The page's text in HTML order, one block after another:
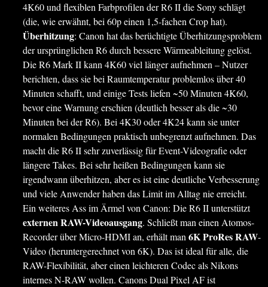
4K60 und flexiblen Farbprofilen der R6 II die Sony schlägt
(die, wie erwähnt, bei 60p einen 1,5-fachen Crop hat).
Überhitzung: Canon hat das berüchtigte Überhitzungsproblem
der ursprünglichen R6 durch bessere Wärmeableitung gelöst.
Die R6 Mark II kann 4K60 viel länger aufnehmen – Nutzer
berichten, dass sie bei Raumtemperatur problemlos über 40
Minuten schafft, und einige Tests liefen ~50 Minuten 4K60,
bevor eine Warnung erschien (deutlich besser als die ~30
Minuten bei der R6). Bei 4K30 oder 4K24 kann sie unter
normalen Bedingungen praktisch unbegrenzt aufnehmen. Das
macht die R6 II sehr zuverlässig für Event-Videografie oder
längere Takes. Bei sehr heißen Bedingungen kann sie
irgendwann überhitzen, aber es ist eine deutliche Verbesserung
und viele Anwender haben das Limit im Alltag nie erreicht.
Ein weiteres Ass im Ärmel von Canon: Die R6 II unterstützt
externen RAW-Videoausgang. Schließt man einen Atomos-
Recorder über Micro-HDMI an, erhält man6K ProRes RAW-
Video (heruntergerechnet von 6K). Das ist ideal für alle, die
RAW-Flexibilität, aber einen leichteren Codec als Nikons
internes N-RAW wollen. Canons Dual Pixel AF ist